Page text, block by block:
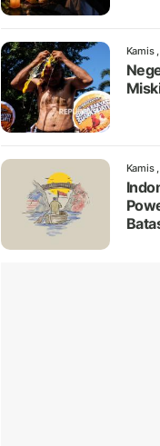
Kamis
Kamis